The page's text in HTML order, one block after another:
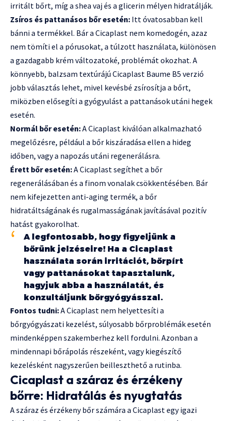
irritált bőrt, míg a shea vaj és a glicerin mélyen hidratálják.
Zsíros és pattanásos bőr esetén: Itt óvatosabban kell
bánni a termékkel. Bár a Cicaplast nem komedogén, azaz
nem tömíti el a pórusokat, a túlzott használata, különösen
a gazdagabb krém változatoké, problémát okozhat. A
könnyebb, balzsam textúrájú Cicaplast Baume B5 verzió
jobb választás lehet, mivel kevésbé zsírosítja a bőrt,
miközben elősegíti a gyógyulást a pattanások utáni hegek
esetén.
Normál bőr esetén:A Cicaplast kiválóan alkalmazható
megelőzésre, például a bőr kiszáradása ellen a hideg
időben, vagy a napozás utáni regenerálásra.
Érett bőr esetén:A Cicaplast segíthet a bőr
regenerálásában és a finom vonalak csökkentésében. Bár
nem kifejezetten anti-aging termék, a bőr
hidratáltságának és rugalmasságának javításával pozitív
hatást gyakorolhat.
A legfontosabb, hogy figyeljünk a
bőrünk jelzéseire! Ha a Cicaplast
használata során irritációt, bőrpírt
vagy pattanásokat tapasztalunk,
hagyjuk abba a használatát, és
konzultáljunk bőrgyógyásszal.
Fontos tudni:A Cicaplast nem helyettesíti a
bőrgyógyászati kezelést, súlyosabb bőrproblémák esetén
mindenképpen szakemberhez kell fordulni. Azonban a
mindennapi bőrápolás részeként, vagy kiegészítő
kezelésként nagyszerűen beilleszthető a rutinba.
Cicaplast a száraz és érzékeny
bőrre: Hidratálás és nyugtatás
A száraz és érzékeny bőr számára a Cicaplast egy igazi